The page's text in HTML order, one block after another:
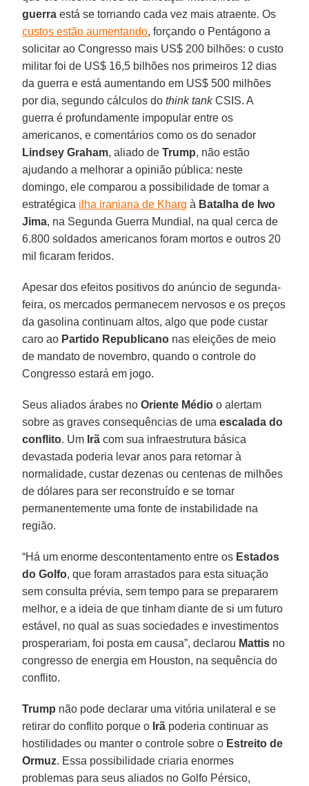
guerra está se tornando cada vez mais atraente. Os
custos estão aumentando, forçando o Pentágono a
solicitar ao Congresso mais US$ 200 bilhões: o custo
militar foi de US$ 16,5 bilhões nos primeiros 12 dias
da guerra e está aumentando em US$ 500 milhões
por dia, segundo cálculos dothink tankCSIS. A
guerra é profundamente impopular entre os
americanos, e comentários como os do senador
Lindsey Graham, aliado deTrump, não estão
ajudando a melhorar a opinião pública: neste
domingo, ele comparou a possibilidade de tomar a
estratégica ilha iraniana de Kharg à Batalha de Iwo
Jima, na Segunda Guerra Mundial, na qual cerca de
6.800 soldados americanos foram mortos e outros 20
mil ficaram feridos.
Apesar dos efeitos positivos do anúncio de segunda-
feira, os mercados permanecem nervosos e os preços
da gasolina continuam altos, algo que pode custar
caro ao Partido Republicano nas eleições de meio
de mandato de novembro, quando o controle do
Congresso estará em jogo.
Seus aliados árabes noOriente Médio o alertam
sobre as graves consequências de umaescalada do
conflito. Um Irã com sua infraestrutura básica
devastada poderia levar anos para retornar à
normalidade, custar dezenas ou centenas de milhões
de dólares para ser reconstruído e se tornar
permanentemente uma fonte de instabilidade na
região.
“Há um enorme descontentamento entre os Estados
do Golfo, que foram arrastados para esta situação
sem consulta prévia, sem tempo para se prepararem
melhor, e a ideia de que tinham diante de si um futuro
estável, no qual as suas sociedades e investimentos
prosperariam, foi posta em causa”, declarou Mattis no
congresso de energia em Houston, na sequência do
conflito.
Trump não pode declarar uma vitória unilateral e se
retirar do conflito porque o Irã poderia continuar as
hostilidades ou manter o controle sobre o Estreito de
Ormuz. Essa possibilidade criaria enormes
problemas para seus aliados no Golfo Pérsico,